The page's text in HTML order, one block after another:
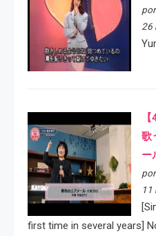
por
26
歌
ー
por
11
first time in several years]